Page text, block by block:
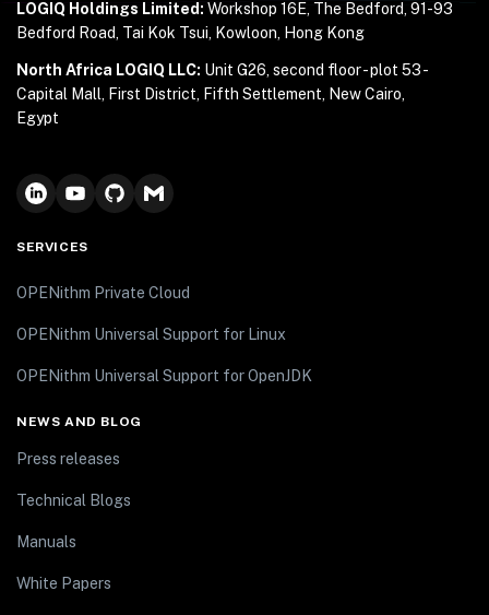
LOGIQ Holdings Limited: Workshop 16E, The Bedford, 91-93
Bedford Road, Tai Kok Tsui, Kowloon, Hong Kong
North Africa LOGIQ LLC: Unit G26, second floor - plot 53 -
Capital Mall, First District, Fifth Settlement, New Cairo,
Egypt
SERVICES
OPENithm Private Cloud
OPENithm Universal Support for Linux
OPENithm Universal Support for OpenJDK
NEWS AND BLOG
Press releases
Technical Blogs
Manuals
White Papers